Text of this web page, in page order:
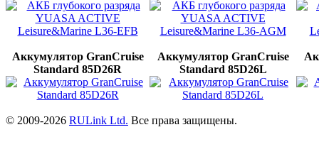
Аккумулятор GranCruise
Standard 85D26R
Аккумулятор GranCruise
Standard 85D26L
© 2009-2026 RULink Ltd. Все права защищены.